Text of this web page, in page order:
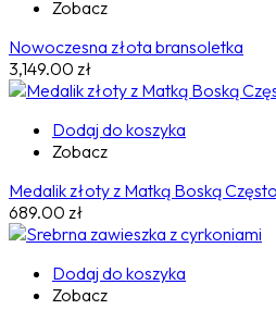
Zobacz
Nowoczesna złota bransoletka
3,149.00 zł
Dodaj do koszyka
Zobacz
Medalik złoty z Matką Boską
689.00 zł
Dodaj do koszyka
Zobacz